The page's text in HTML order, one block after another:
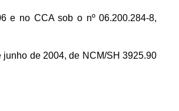
e no CCA sob o nº 06.200.284-8,
de 2004, de NCM/SH 3925.90